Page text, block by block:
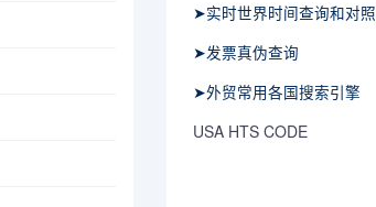
➤实时世界时间查询和对照
➤发票真伪查询
➤外贸常用各国搜索引擎
USA HTS CODE